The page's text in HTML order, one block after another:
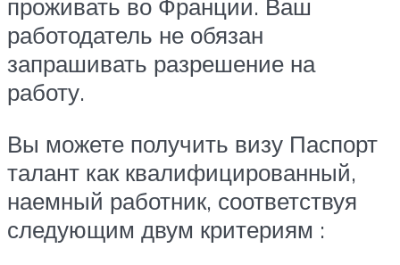
проживать во Франции. Ваш
работодатель не обязан
запрашивать разрешение на
работу.
Вы можете получить визу Паспорт
талант как квалифицированный,
наемный работник, соответствуя
следующим двум критериям :